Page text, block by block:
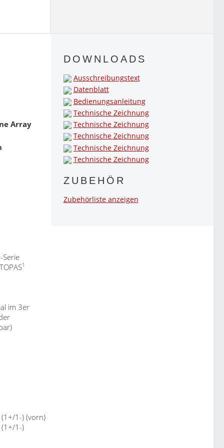
Array
Serie
1
im 3er
1-) (vorn)
1-)
DOWNLOADS
Ausschreibungstext
Datenblatt
Bedienungsanleitung
Technische Zeichnung
Technische Zeichnung
Technische Zeichnung
Technische Zeichnung
Technische Zeichnung
ZUBEHÖR
Zubehörliste anzeigen